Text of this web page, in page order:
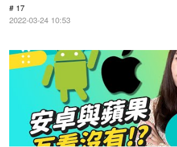
# 17
2022-03-24 10:53